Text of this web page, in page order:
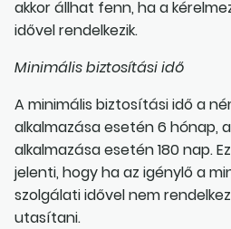
akkor állhat fenn, ha a
idővel rendelkezik.
Minimális biztosítási idő
A minimális biztosítási idő a
alkalmazása esetén 6 hónap,
alkalmazása esetén 180 nap.
jelenti, hogy ha az igénylő a
szolgálati idővel nem
utasítani.